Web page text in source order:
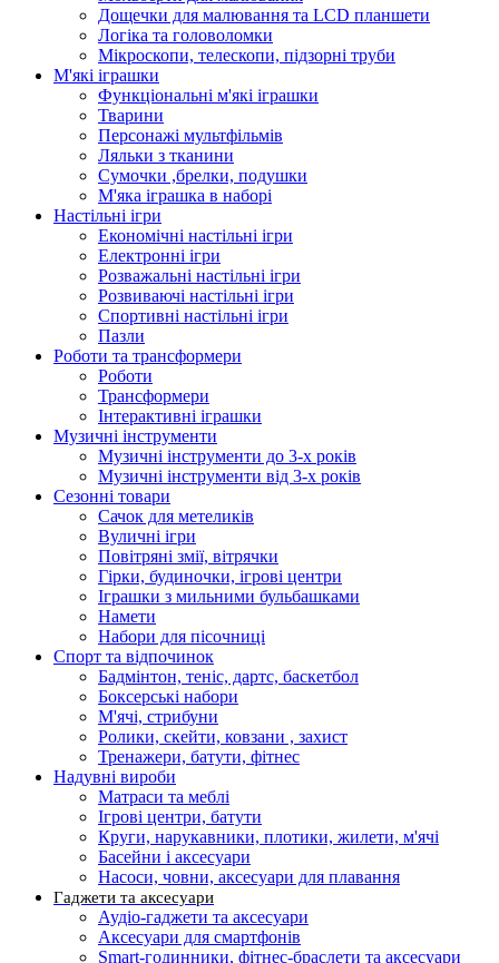
Дощечки для малювання та LCD планшети
Логіка та головоломки
Мікроскопи, телескопи, підзорні труби
М'які іграшки
Функціональні м'які іграшки
Тварини
Персонажі мультфільмів
Ляльки з тканини
Сумочки ,брелки, подушки
М'яка іграшка в наборі
Настільні ігри
Економічні настільні ігри
Електронні ігри
Розважальні настільні ігри
Розвиваючі настільні ігри
Спортивні настільні ігри
Пазли
Роботи та трансформери
Роботи
Трансформери
Інтерактивні іграшки
Музичні інструменти
Музичні інструменти до 3-х років
Музичні інструменти від 3-х років
Сезонні товари
Сачок для метеликів
Вуличні ігри
Повітряні змії, вітрячки
Гірки, будиночки, ігрові центри
Іграшки з мильними бульбашками
Намети
Набори для пісочниці
Спорт та відпочинок
Бадмінтон, теніс, дартс, баскетбол
Боксерські набори
М'ячі, стрибуни
Ролики, скейти, ковзани , захист
Тренажери, батути, фітнес
Надувні вироби
Матраси та меблі
Ігрові центри, батути
Круги, нарукавники, плотики, жилети, м'ячі
Басейни і аксесуари
Насоси, човни, аксесуари для плавання
Гаджети та аксесуари
Аудіо-гаджети та аксесуари
Аксесуари для смартфонів
Smart-годинники, фітнес-браслети та аксесуари